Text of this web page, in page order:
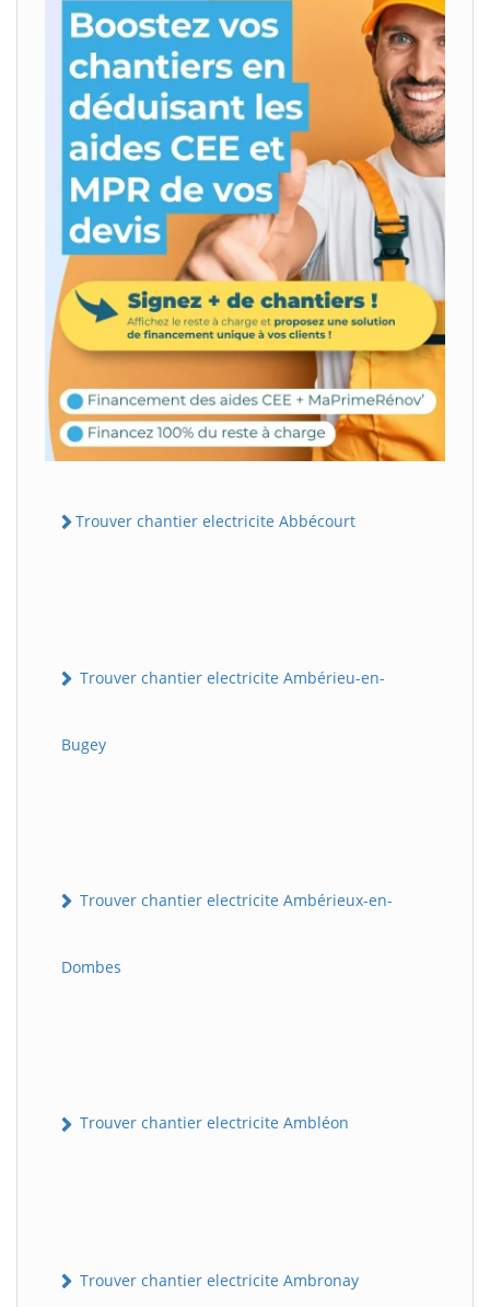
Trouver chantier electricite Abbécourt
Trouver chantier electricite Ambérieu-en-
Bugey
Trouver chantier electricite Ambérieux-en-
Dombes
Trouver chantier electricite Ambléon
Trouver chantier electricite Ambronay